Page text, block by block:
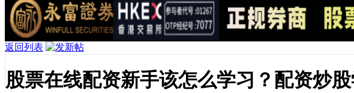
返回列表
股票在线配资新手该怎么学习？配资炒